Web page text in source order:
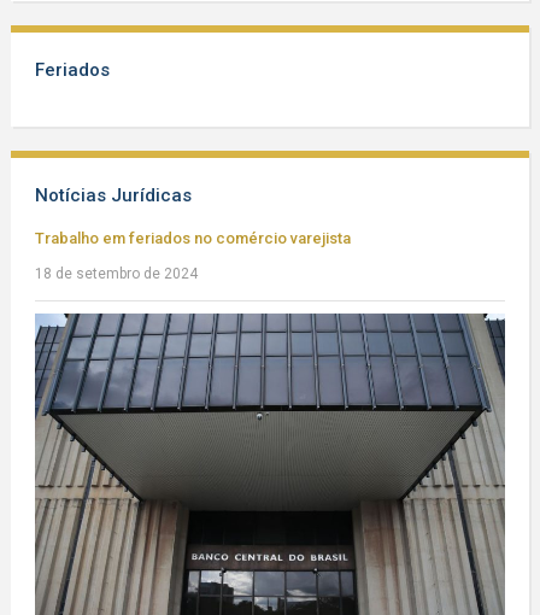
Feriados
Notícias Jurídicas
Trabalho em feriados no comércio varejista
18 de setembro de 2024